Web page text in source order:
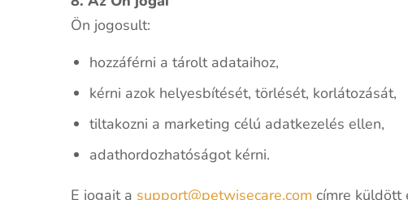
Ön jogosult:
hozzáférni a tárolt adataihoz,
kérni azok helyesbítését, törlését, korlátozását,
tiltakozni a marketing célú adatkezelés ellen,
adathordozhatóságot kérni.
E jogait a support@petwisecare.com címre küldött